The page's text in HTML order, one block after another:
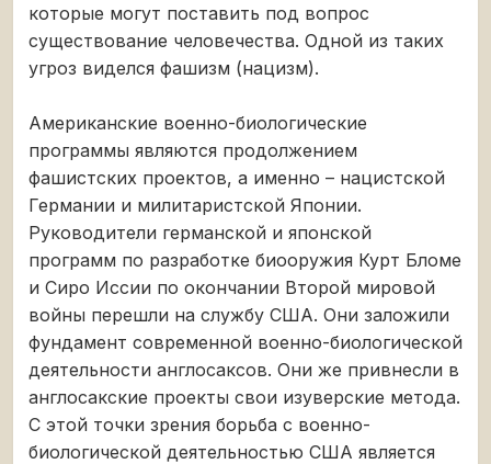
которые могут поставить под вопрос
существование человечества. Одной из таких
угроз виделся фашизм (нацизм).
Американские военно-биологические
программы являются продолжением
фашистских проектов, а именно – нацистской
Германии и милитаристской Японии.
Руководители германской и японской
программ по разработке биооружия Курт Бломе
и Сиро Иссии по окончании Второй мировой
войны перешли на службу США. Они заложили
фундамент современной военно-биологической
деятельности англосаксов. Они же привнесли в
англосакские проекты свои изуверские метода.
С этой точки зрения борьба с военно-
биологической деятельностью США является